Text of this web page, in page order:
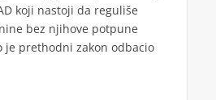
koji nastoji da reguliše
bez njihove potpune
je prethodni zakon odbacio